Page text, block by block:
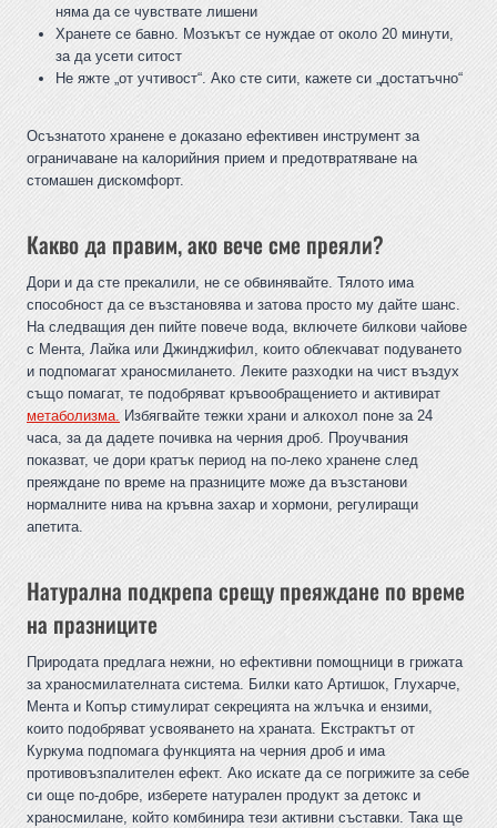
няма да се чувствате лишени
Хранете се бавно. Мозъкът се нуждае от около 20 минути,
за да усети ситост
Не яжте „от учтивост“. Ако сте сити, кажете си „достатъчно“
Осъзнатото хранене е доказано ефективен инструмент за
ограничаване на калорийния прием и предотвратяване на
стомашен дискомфорт.
Какво да правим, ако вече сме преяли?
Дори и да сте прекалили, не се обвинявайте. Тялото има
способност да се възстановява и затова просто му дайте шанс.
На следващия ден пийте повече вода, включете билкови чайове
с Мента, Лайка или Джинджифил, които облекчават подуването
и подпомагат храносмилането. Леките разходки на чист въздух
също помагат, те подобряват кръвообращението и активират
метаболизма. Избягвайте тежки храни и алкохол поне за 24
часа, за да дадете почивка на черния дроб. Проучвания
показват, че дори кратък период на по-леко хранене след
преяждане по време на празниците може да възстанови
нормалните нива на кръвна захар и хормони, регулиращи
апетита.
Натурална подкрепа срещу преяждане по време
на празниците
Природата предлага нежни, но ефективни помощници в грижата
за храносмилателната система. Билки като Артишок, Глухарче,
Мента и Копър стимулират секрецията на жлъчка и ензими,
които подобряват усвояването на храната. Екстрактът от
Куркума подпомага функцията на черния дроб и има
противовъзпалителен ефект. Ако искате да се погрижите за себе
си още по-добре, изберете натурален продукт за детокс и
храносмилане, който комбинира тези активни съставки. Така ще